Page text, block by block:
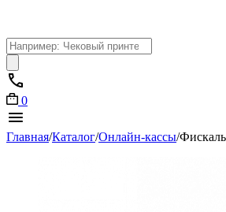
Поиск
товаров
0
Главная/Каталог/Онлайн-кассы/